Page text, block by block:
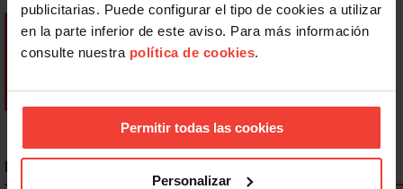
publicitarias. Puede configurar el tipo de cookies a utilizar
en la parte inferior de este aviso. Para más información
consulte nuestra política de cookies.
Permitir todas las cookies
Personalizar
NOTICIAS MÁS LEÍDAS